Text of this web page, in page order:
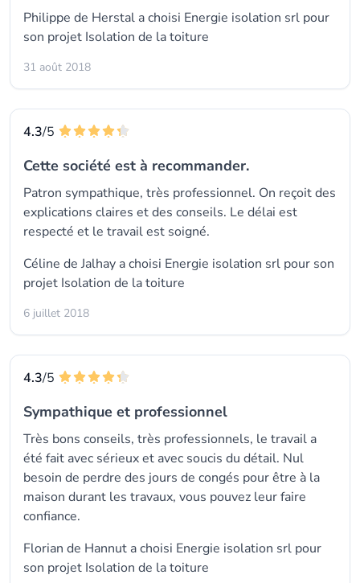
Philippe de Herstal a choisi Energie isolation srl pour
son projet Isolation de la toiture
31 août 2018
4.3/5
Cette société est à recommander.
Patron sympathique, très professionnel. On reçoit des
explications claires et des conseils. Le délai est
respecté et le travail est soigné.
Céline de Jalhay a choisi Energie isolation srl pour son
projet Isolation de la toiture
6 juillet 2018
4.3/5
Sympathique et professionnel
Très bons conseils, très professionnels, le travail a
été fait avec sérieux et avec soucis du détail. Nul
besoin de perdre des jours de congés pour être à la
maison durant les travaux, vous pouvez leur faire
confiance.
Florian de Hannut a choisi Energie isolation srl pour
son projet Isolation de la toiture